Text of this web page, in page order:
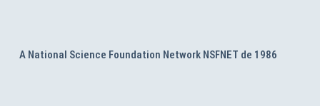
A National Science Foundation Network NSFNET de 1986